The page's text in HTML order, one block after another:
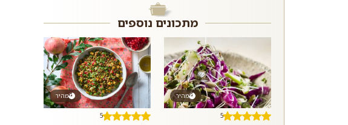
מתכונים נוספים
מהיר
5
מהיר
5